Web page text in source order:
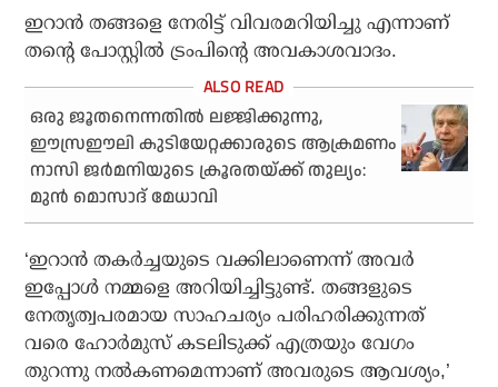
ഇറാന്‍ തങ്ങളെ നേരിട്ട് വിവരമറിയിച്ചു എന്നാണ്
തന്റെ പോസ്റ്റില്‍ ട്രംപിന്റെ അവകാശവാദം.
ഒരു ജൂതനെന്നതില്‍ ലജ്ജിക്കുന്നു,
ഈസ്രഈലി കുടിയേറ്റക്കാരുടെ ആക്രമണം
നാസി ജര്‍മനിയുടെ ക്രൂരതയ്ക്ക് തുല്യം:
മുന്‍ മൊസാദ് മേധാവി
‘ഇറാന്‍ തകര്‍ച്ചയുടെ വക്കിലാണെന്ന് അവര്‍
ഇപ്പോള്‍ നമ്മളെ അറിയിച്ചിട്ടുണ്ട്. തങ്ങളുടെ
നേതൃത്വപരമായ സാഹചര്യം പരിഹരിക്കുന്നത്
വരെ ഹോര്‍മുസ് കടലിടുക്ക് എത്രയും വേഗം
തുറന്നു നല്‍കണമെന്നാണ് അവരുടെ ആവശ്യം,’